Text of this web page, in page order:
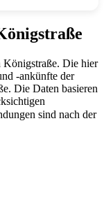
Königstraße. Die hier
-ankünfte der
Die Daten basieren
sind nach der